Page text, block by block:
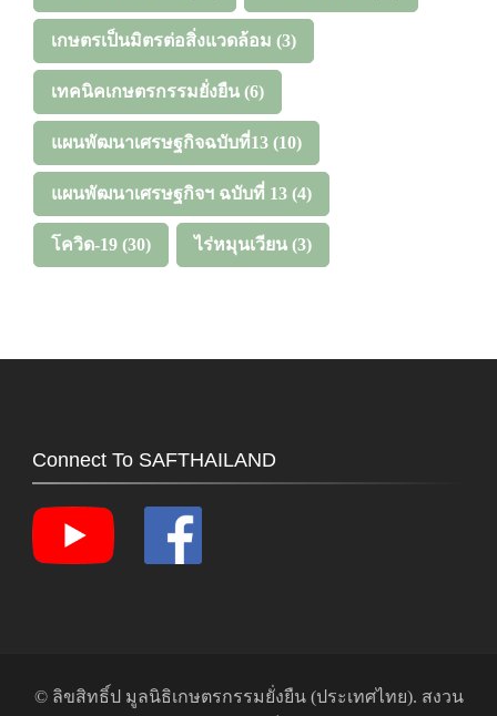
เกษตรเป็นมิตรต่อสิ่งแวดล้อม (3)
เทคนิคเกษตรกรรมยั่งยืน (6)
แผนพัฒนาเศรษฐกิจฉบับที่13 (10)
แผนพัฒนาเศรษฐกิจฯ ฉบับที่ 13 (4)
โควิด-19 (30) ไร่หมุนเวียน (3)
Connect To SAFTHAILAND
© ลิขสิทธิ์ป มูลนิธิเกษตรกรรมยั่งยืน (ประเทศไทย). สงวน